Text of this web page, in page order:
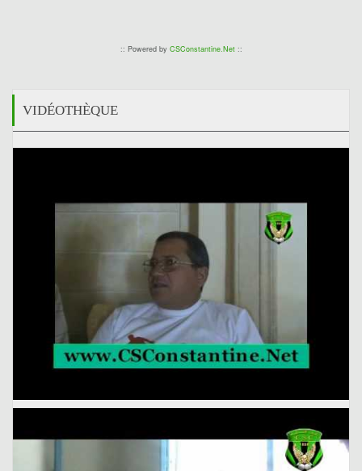
:: Powered by CSConstantine.Net::
VIDÉOTHÈQUE